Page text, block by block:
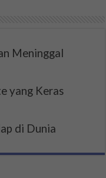
Meninggal
yang Keras
di Dunia